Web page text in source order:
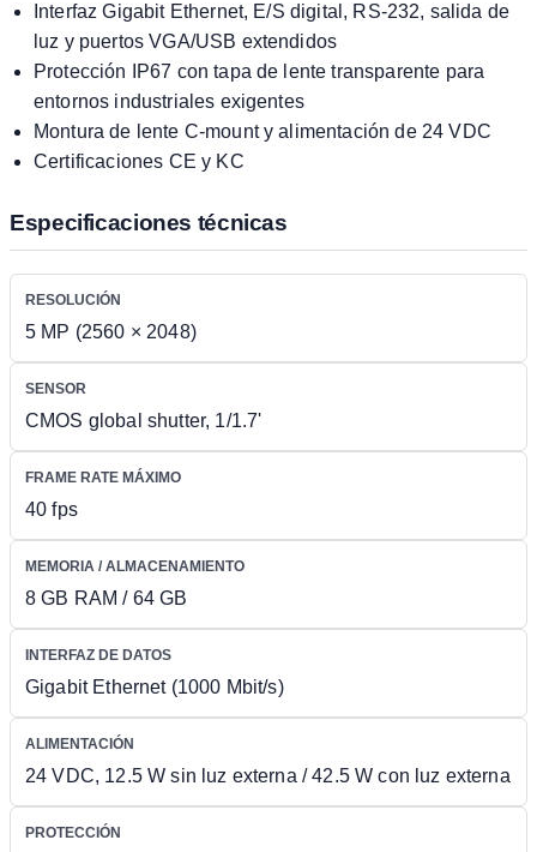
Interfaz Gigabit Ethernet, E/S digital, RS-232, salida de
luz y puertos VGA/USB extendidos
Protección IP67 con tapa de lente transparente para
entornos industriales exigentes
Montura de lente C-mount y alimentación de 24 VDC
Certificaciones CE y KC
Especificaciones técnicas
RESOLUCIÓN
5 MP (2560 × 2048)
SENSOR
CMOS global shutter, 1/1.7'
FRAME RATE MÁXIMO
40 fps
MEMORIA / ALMACENAMIENTO
8 GB RAM / 64 GB
INTERFAZ DE DATOS
Gigabit Ethernet (1000 Mbit/s)
ALIMENTACIÓN
24 VDC, 12.5 W sin luz externa / 42.5 W con luz externa
PROTECCIÓN